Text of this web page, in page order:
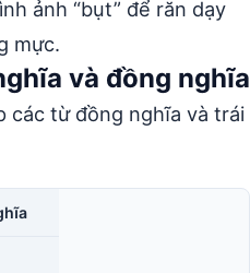
ảnh “bụt” để răn dạy
mực.
và đồng nghĩa
các từ đồng nghĩa và trái